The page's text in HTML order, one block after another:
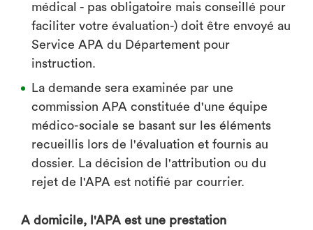
médical - pas obligatoire mais conseillé pour
faciliter votre évaluation-) doit être envoyé au
Service APA du Département pour
instruction.
La demande sera examinée par une
commission APA constituée d'une équipe
médico-sociale se basant sur les éléments
recueillis lors de l'évaluation et fournis au
dossier. La décision de l'attribution ou du
rejet de l'APA est notifié par courrier.
A domicile, l'APA est une prestation